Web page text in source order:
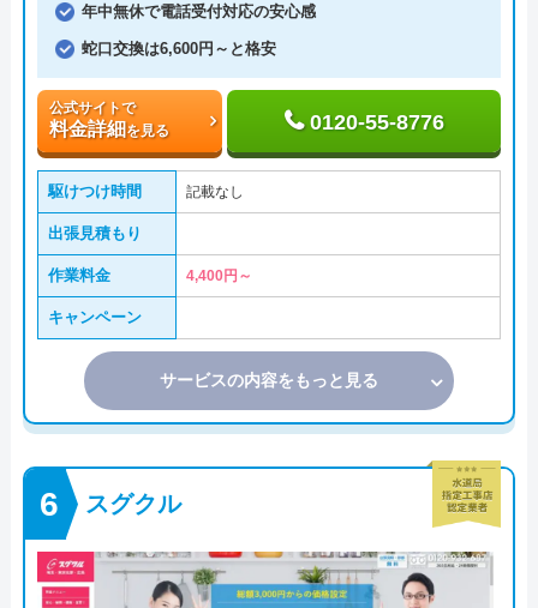
年中無休で電話受付対応の安心感
蛇口交換は6,600円～と格安
公式サイトで
料金詳細 を見る 0120-55-8776
駆けつけ時間 記載なし
出張見積もり
作業料金 4,400円～
キャンペーン
サービスの内容をもっと見る
スグクル